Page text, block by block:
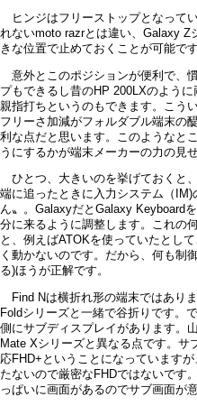
ヒンジはフリーストップとなって
れないmoto razrとは違い、Galaxy Z
きな位置で止めておくことが可能です
意外とこのポジションが便利で、
プもできるし昔のHP 200LXのよう
親指打ちというのもできます。こう
フリーさ加減がフォルダブル端末の
利な点だと思います。このようなと
うにするかが端末メーカーの力の見
ひとつ、大きいのを挙げておくと
端に追ったときに入力システム（IM)
ん〟。GalaxyだとGalaxy Keyboard
分に来るように調整します。これの
と、例えばATOKを使っていたとし
く動かないのです。だから、何も制
る)ほうが正解です。
Find Nは横折れ形の端末ではあり
Foldシリーズと一緒で谷折りです。
側にサブディスプレイがあります。
Mate Xシリーズと異なる点です。サ
応FHD+ということになっています
たないので厳密なFHDではないです
っぱいに画面があるのでサブ画面が